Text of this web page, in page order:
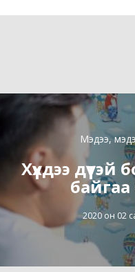
Мэдээ,
Хүүхдээ
байгаа
2020 он 02